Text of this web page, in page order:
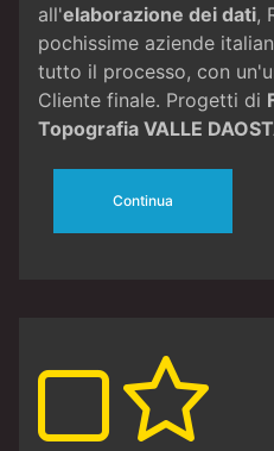
all'elaborazione dei dati,
pochissime aziende
tutto il processo, con
Cliente finale. Progetti di
Topografia VALLE
Continua